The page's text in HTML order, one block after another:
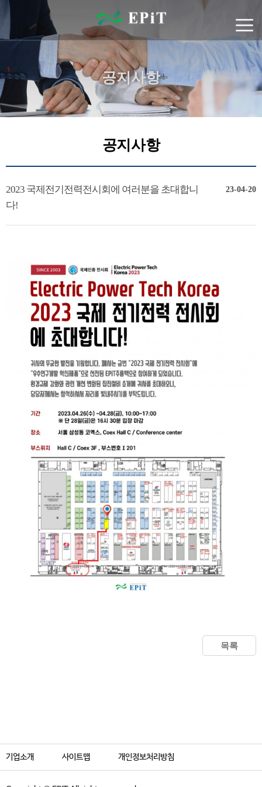
공지사항
공지사항
2023 국제전기전력전시회에 여러분을 초대합니
다!
23-04-20
목록
기업소개 사이트맵 개인정보처리방침